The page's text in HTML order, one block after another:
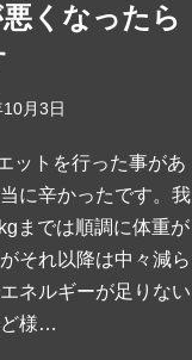
くなったら
月3日
ットを行った事があ
に辛かったです。我
までは順調に体重が
それ以降は中々減ら
ネルギーが足りない
ど様…